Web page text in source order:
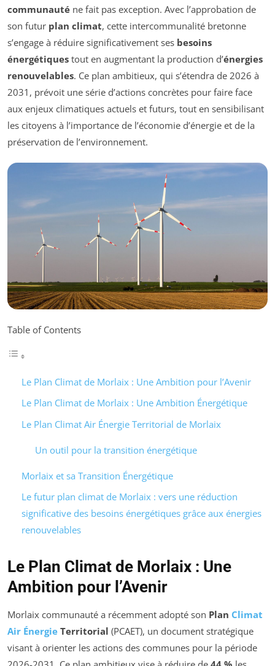
communauté ne fait pas exception. Avec l’approbation de
son futur plan climat, cette intercommunalité bretonne
s’engage à réduire significativement ses besoins
énergétiques tout en augmentant la production d’énergies
renouvelables. Ce plan ambitieux, qui s’étendra de 2026 à
2031, prévoit une série d’actions concrètes pour faire face
aux enjeux climatiques actuels et futurs, tout en sensibilisant
les citoyens à l’importance de l’économie d’énergie et de la
préservation de l’environnement.
Table of Contents
Le Plan Climat de Morlaix : Une Ambition pour l’Avenir
Le Plan Climat de Morlaix : Une Ambition Énergétique
Le Plan Climat Air Énergie Territorial de Morlaix
Un outil pour la transition énergétique
Morlaix et sa Transition Énergétique
Le futur plan climat de Morlaix : vers une réduction
significative des besoins énergétiques grâce aux énergies
renouvelables
Le Plan Climat de Morlaix : Une
Ambition pour l’Avenir
Morlaix communauté a récemment adopté son Plan Climat
Air Énergie Territorial (PCAET), un document stratégique
visant à orienter les actions des communes pour la période